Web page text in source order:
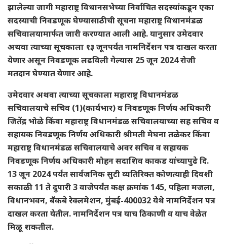
झालेल्या जागी महाराष्ट्र विधानसभेच्या निर्वाचित सदस्यांकडून एका
सदस्याची निवडणूक घेण्यासाठीची सूचना महाराष्ट्र विधानमंडळ
सचिवालयामार्फत जारी करण्यात आली आहे. यानुसार उमेदवार
अथवा त्याच्या सूचकाला १३ जूनपर्यंत नामनिर्देशन पत्र दाखल करता
येणार असून निवडणूक लढविली गेल्यास 25 जून 2024 रोजी
मतदान घेण्यात येणार आहे.
उमेदवार अथवा त्याच्या सूचकाला महाराष्ट्र विधानमंडळ
सचिवालयाचे सचिव (1)(कार्यभार) व निवडणूक निर्णय अधिकारी
जितेंद्र भोळे किंवा महाराष्ट्र विधानमंडळ सचिवालयाच्या सह सचिव व
सहायक निवडणूक निर्णय अधिकारी श्रीमती मेघना तळेकर किंवा
महाराष्ट्र विधानमंडळ सचिवालयाचे अवर सचिव व सहायक
निवडणूक निर्णय अधिकारी मोहन सदाशिव काकड यांच्यापुढे दि.
13 जून 2024 पर्यंत सार्वजनिक सुटी व्यतिरिक्त कोणत्याही दिवशी
सकाळी 11 ते दुपारी 3 वाजेपर्यंत कक्ष क्रमांक 145, पहिला मजला,
विधानभवन, बॅकबे रेक्लमेशन, मुंबई-400032 येथे नामनिर्देशन पत्र
दाखल करता येतील. नामनिर्देशन पत्र याच ठिकाणी व याच वेळेत
मिळू शकतील.